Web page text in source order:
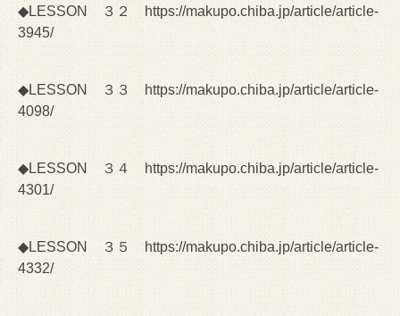
◆LESSON ３２
https://makupo.chiba.jp/article/article-
3945/
◆LESSON ３３ https://makupo.chiba.jp/article/article-
4098/
◆LESSON ３４
https://makupo.chiba.jp/article/article-
4301/
◆LESSON ３５
https://makupo.chiba.jp/article/article-
4332/